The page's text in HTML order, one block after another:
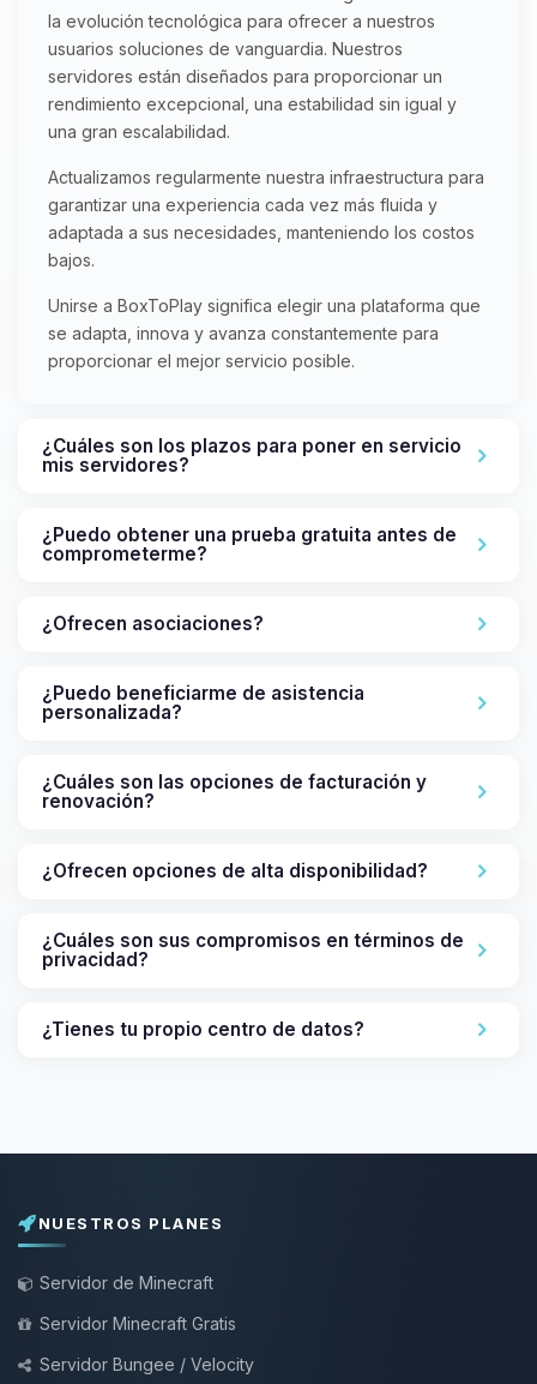
la evolución tecnológica para ofrecer a nuestros
usuarios soluciones de vanguardia. Nuestros
servidores están diseñados para proporcionar un
rendimiento excepcional, una estabilidad sin igual y
una gran escalabilidad.
Actualizamos regularmente nuestra infraestructura para
garantizar una experiencia cada vez más fluida y
adaptada a sus necesidades, manteniendo los costos
bajos.
Unirse a BoxToPlay significa elegir una plataforma que
se adapta, innova y avanza constantemente para
proporcionar el mejor servicio posible.
¿Cuáles son los plazos para poner en servicio
mis servidores?
¿Puedo obtener una prueba gratuita antes de
comprometerme?
¿Ofrecen asociaciones?
¿Puedo beneficiarme de asistencia
personalizada?
¿Cuáles son las opciones de facturación y
renovación?
¿Ofrecen opciones de alta disponibilidad?
¿Cuáles son sus compromisos en términos de
privacidad?
¿Tienes tu propio centro de datos?
NUESTROS PLANES
Servidor de Minecraft
Servidor Minecraft Gratis
Servidor Bungee / Velocity